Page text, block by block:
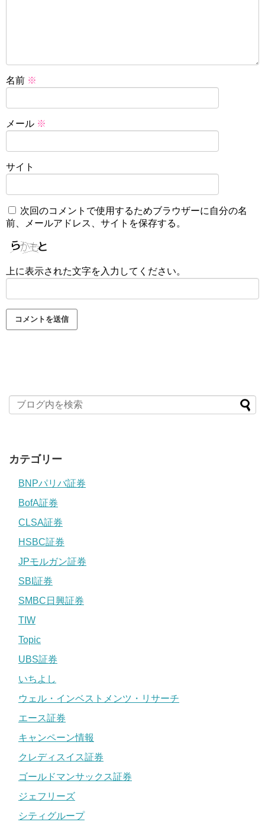
名前 ※
メール ※
サイト
次回のコメントで使用するためブラウザーに自分の名
前、メールアドレス、サイトを保存する。
上に表示された文字を入力してください。
カテゴリー
BNPパリバ証券
BofA証券
CLSA証券
HSBC証券
JPモルガン証券
SBI証券
SMBC日興証券
TIW
Topic
UBS証券
いちよし
ウェル・インベストメンツ・リサーチ
エース証券
キャンペーン情報
クレディスイス証券
ゴールドマンサックス証券
ジェフリーズ
シティグループ